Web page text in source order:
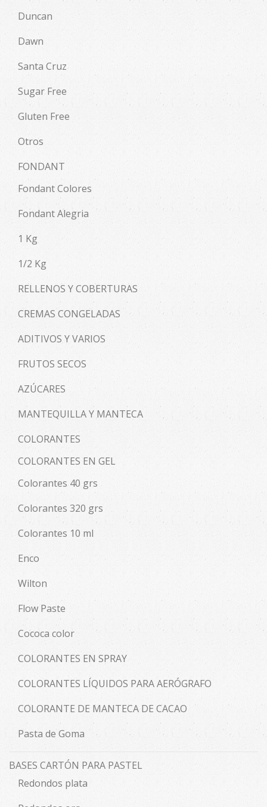
Duncan
Dawn
Santa Cruz
Sugar Free
Gluten Free
Otros
FONDANT
Fondant Colores
Fondant Alegria
1 Kg
1/2 Kg
RELLENOS Y COBERTURAS
CREMAS CONGELADAS
ADITIVOS Y VARIOS
FRUTOS SECOS
AZÚCARES
MANTEQUILLA Y MANTECA
COLORANTES
COLORANTES EN GEL
Colorantes 40 grs
Colorantes 320 grs
Colorantes 10 ml
Enco
Wilton
Flow Paste
Cococa color
COLORANTES EN SPRAY
COLORANTES LÍQUIDOS PARA AERÓGRAFO
COLORANTE DE MANTECA DE CACAO
Pasta de Goma
BASES CARTÓN PARA PASTEL
Redondos plata